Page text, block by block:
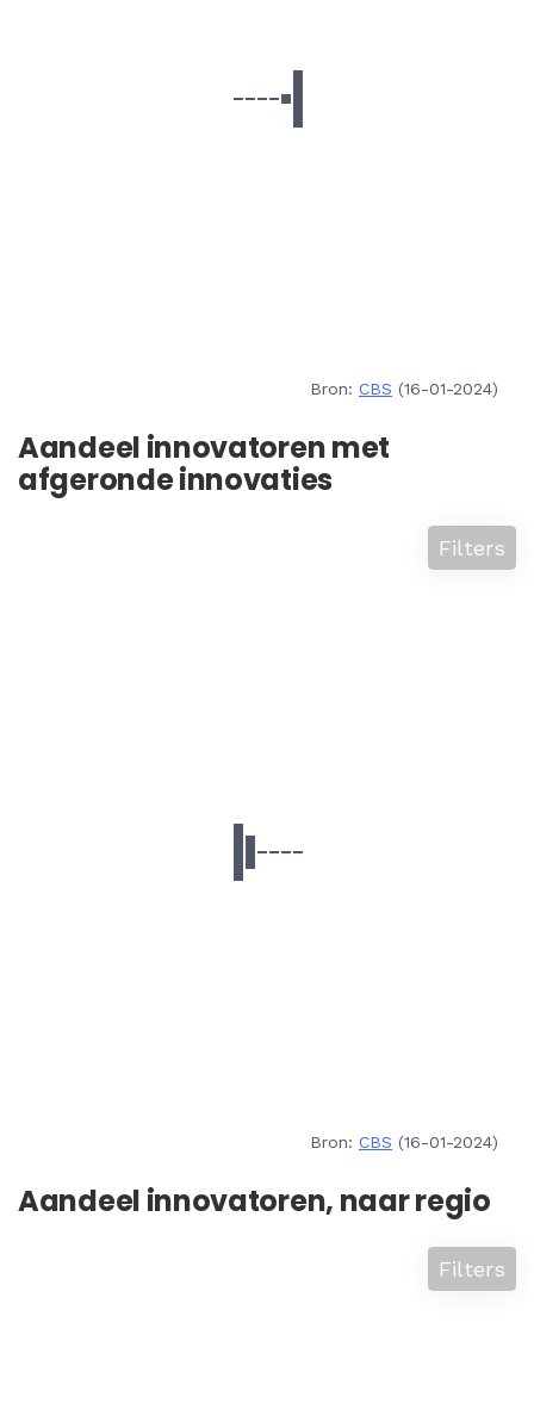
Bron: CBS (16-01-2024)
Aandeel innovatoren met
afgeronde innovaties
Filters
Bron: CBS (16-01-2024)
Aandeel innovatoren, naar regio
Filters